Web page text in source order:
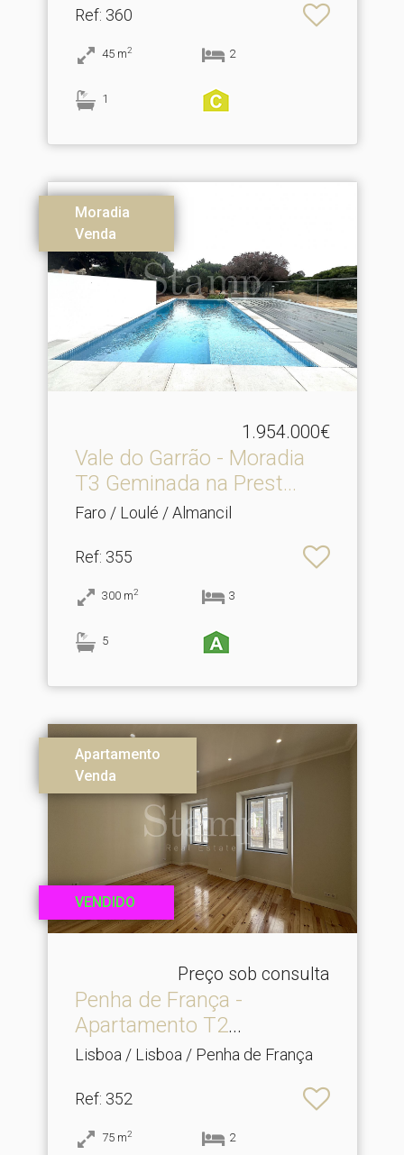
Ref: 360
45 m2 2
1
Moradia
Venda
1.954.000€
Vale do Garrão - Moradia
T3 Geminada na Prest.​..
Faro / Loulé / Almancil
Ref: 355
300 m2 3
5
Apartamento
Venda
VENDIDO
Preço sob consulta
Penha de França -
Apartamento T2
Totalmente R.​..
Lisboa / Lisboa / Penha de França
Ref: 352
75 m2 2